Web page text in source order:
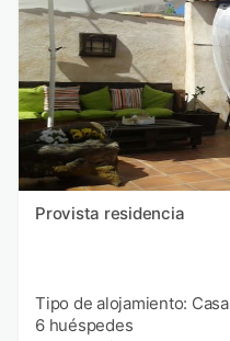
Provista residencia
Tipo de alojamiento: Casa
6 huéspedes